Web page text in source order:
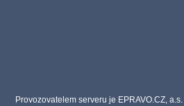
Provozovatelem serveru je EPRAVO.CZ,